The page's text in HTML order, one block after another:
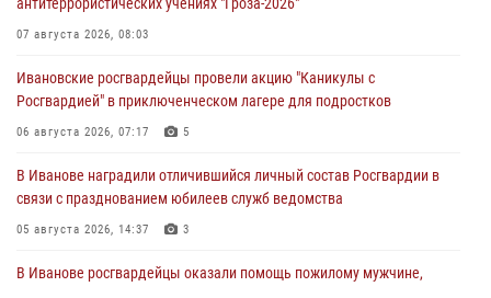
07 августа 2026, 08:03
Ивановские росгвардейцы провели акцию "Каникулы с
Росгвардией" в приключенческом лагере для подростков
06 августа 2026, 07:17 5
В Иванове наградили отличившийся личный состав Росгвардии в
связи с празднованием юбилеев служб ведомства
05 августа 2026, 14:37 3
В Иванове росгвардейцы оказали помощь пожилому мужчине,